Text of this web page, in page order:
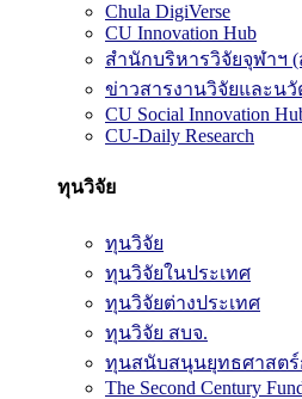
Chula DigiVerse
CU Innovation Hub
สำนักบริหารวิจัยจุฬาฯ (
ข่าวสารงานวิจัยและนวั
CU Social Innovation
CU-Daily Research
ทุนวิจัย
ทุนวิจัย
ทุนวิจัยในประเทศ
ทุนวิจัยต่างประเทศ
ทุนวิจัย สบจ.
ทุนสนับสนุนยุทธศาสตร์
The Second Century